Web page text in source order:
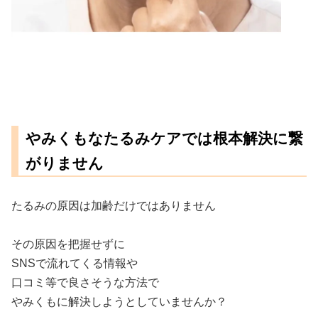
やみくもなたるみケアでは根本解決に繋
がりません
たるみの原因は加齢だけではありません
その原因を把握せずに
SNSで流れてくる情報や
口コミ等で良さそうな方法で
やみくもに解決しようとしていませんか？